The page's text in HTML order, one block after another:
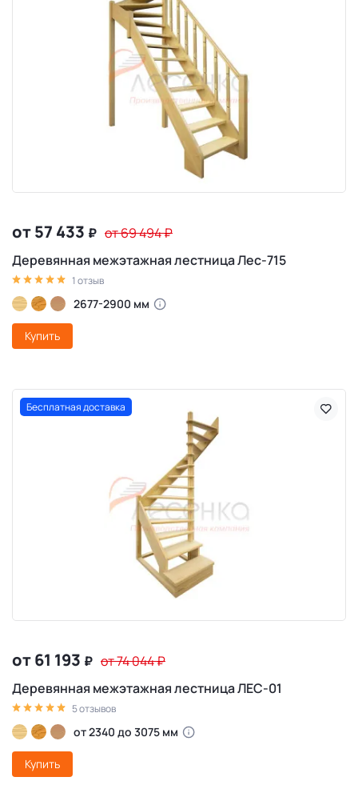
от 57 433 ₽ от 69 494₽
Деревянная межэтажная лестница Лес-715
1 отзыв
2677-2900 мм
Купить
Бесплатная доставка
от 61 193 ₽ от 74 044₽
Деревянная межэтажная лестница ЛЕС-01
5 отзывов
от 2340 до 3075 мм
Купить